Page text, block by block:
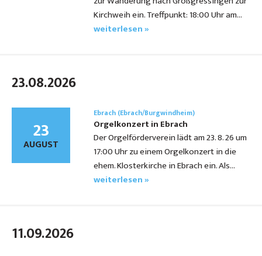
Kirchweih ein. Treffpunkt: 18:00 Uhr am…
weiterlesen »
23.08.2026
23
AUGUST
Ebrach (Ebrach/Burgwindheim)
Orgelkonzert in Ebrach
Der Orgelförderverein lädt am 23. 8. 26 um
17:00 Uhr zu einem Orgelkonzert in die
ehem. Klosterkirche in Ebrach ein. Als…
weiterlesen »
11.09.2026